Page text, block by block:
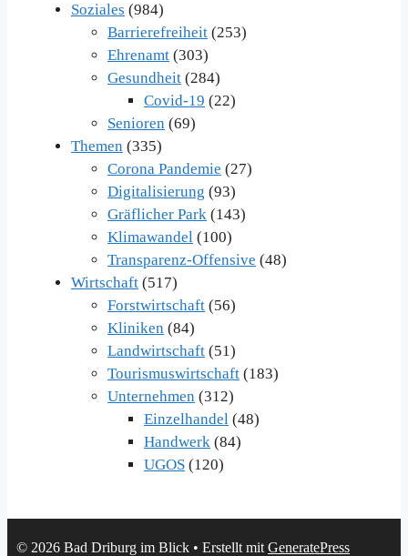
Soziales (984)
Barrierefreiheit (253)
Ehrenamt (303)
Gesundheit (284)
Covid-19 (22)
Senioren (69)
Themen (335)
Corona Pandemie (27)
Digitalisierung (93)
Gräflicher Park (143)
Klimawandel (100)
Transparenz-Offensive (48)
Wirtschaft (517)
Forstwirtschaft (56)
Kliniken (84)
Landwirtschaft (51)
Tourismuswirtschaft (183)
Unternehmen (312)
Einzelhandel (48)
Handwerk (84)
UGOS (120)
© 2026 Bad Driburg im Blick • Erstellt mit GeneratePress